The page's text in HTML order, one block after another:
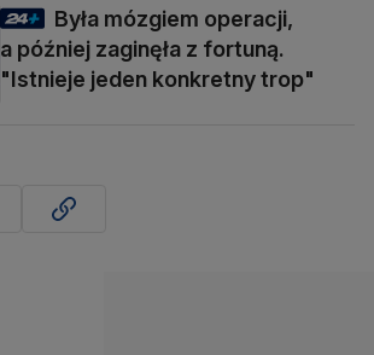
Była mózgiem operacji,
a później zaginęła z fortuną.
"Istnieje jeden konkretny trop"